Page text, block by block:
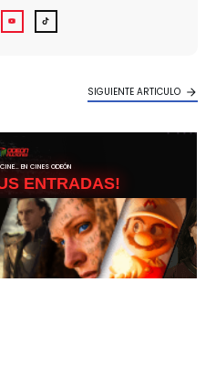
SIGUIENTE ARTICULO
EN CINES ODEÓN
ENTRADAS!